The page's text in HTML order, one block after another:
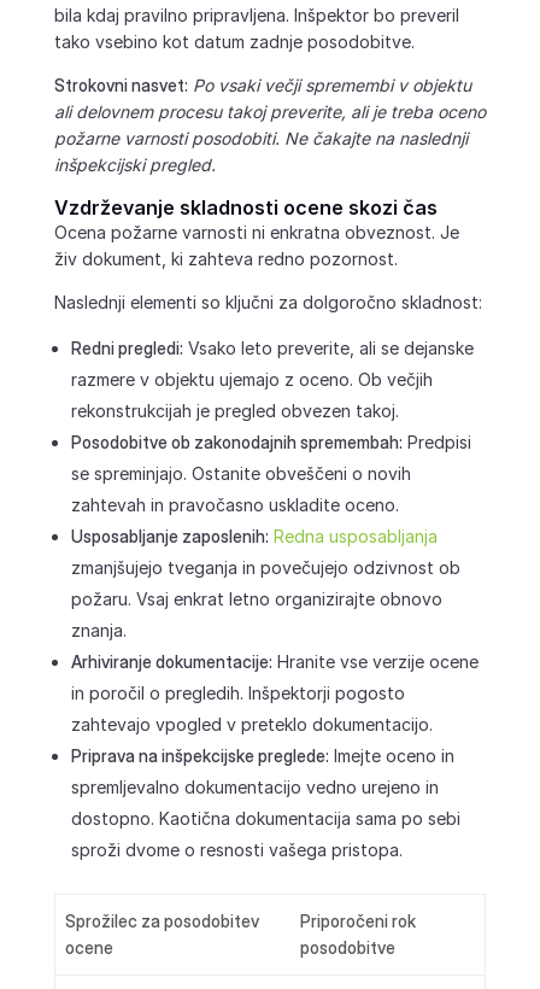
bila kdaj pravilno pripravljena. Inšpektor bo preveril
tako vsebino kot datum zadnje posodobitve.
Strokovni nasvet: Po vsaki večji spremembi v objektu
ali delovnem procesu takoj preverite, ali je treba oceno
požarne varnosti posodobiti. Ne čakajte na naslednji
inšpekcijski pregled.
Vzdrževanje skladnosti ocene skozi čas
Ocena požarne varnosti ni enkratna obveznost. Je
živ dokument, ki zahteva redno pozornost.
Naslednji elementi so ključni za dolgoročno skladnost:
Redni pregledi: Vsako leto preverite, ali se dejanske
razmere v objektu ujemajo z oceno. Ob večjih
rekonstrukcijah je pregled obvezen takoj.
Posodobitve ob zakonodajnih spremembah: Predpisi
se spreminjajo. Ostanite obveščeni o novih
zahtevah in pravočasno uskladite oceno.
Usposabljanje zaposlenih: Redna usposabljanja
zmanjšujejo tveganja in povečujejo odzivnost ob
požaru. Vsaj enkrat letno organizirajte obnovo
znanja.
Arhiviranje dokumentacije: Hranite vse verzije ocene
in poročil o pregledih. Inšpektorji pogosto
zahtevajo vpogled v preteklo dokumentacijo.
Priprava na inšpekcijske preglede: Imejte oceno in
spremljevalno dokumentacijo vedno urejeno in
dostopno. Kaotična dokumentacija sama po sebi
sproži dvome o resnosti vašega pristopa.
Sprožilec za posodobitev
ocene
Priporočeni rok
posodobitve